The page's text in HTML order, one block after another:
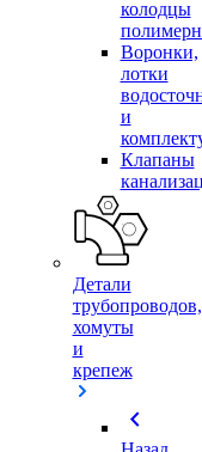
колодцы
Воронки,
лотки
и
Клапаны
Детали
трубопроводов,
хомуты
и
крепеж
chevron_left